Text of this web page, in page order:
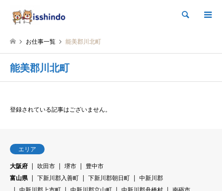
検索
お仕事一覧 能美郡川北町
能美郡川北町
登録されている記事はございません。
エリア
大阪府
吹田市 堺市
豊中市
富山県
下新川郡入善町 下新川郡朝日町
中新川郡